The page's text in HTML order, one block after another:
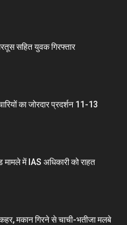
सहित युवक गिरफ्तार
का जोरदार प्रदर्शन 11-13
में IAS अधिकारी को राहत
कहर, मकान गिरने से चाची-भतीजा मलबे